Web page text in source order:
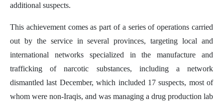
additional suspects.
This achievement comes as part of a series of operations carried
out by the service in several provinces, targeting local and
international networks specialized in the manufacture and
trafficking of narcotic substances, including a network
dismantled last December, which included 17 suspects, most of
whom were non-Iraqis, and was managing a drug production lab